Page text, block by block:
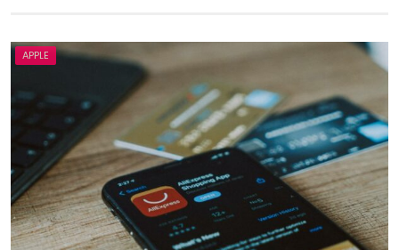
APPLE